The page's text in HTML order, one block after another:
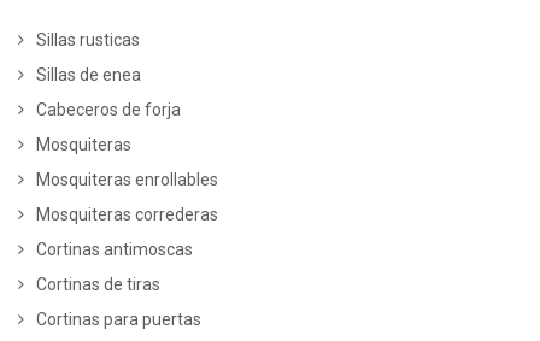
Sillas rusticas
Sillas de enea
Cabeceros de forja
Mosquiteras
Mosquiteras enrollables
Mosquiteras correderas
Cortinas antimoscas
Cortinas de tiras
Cortinas para puertas